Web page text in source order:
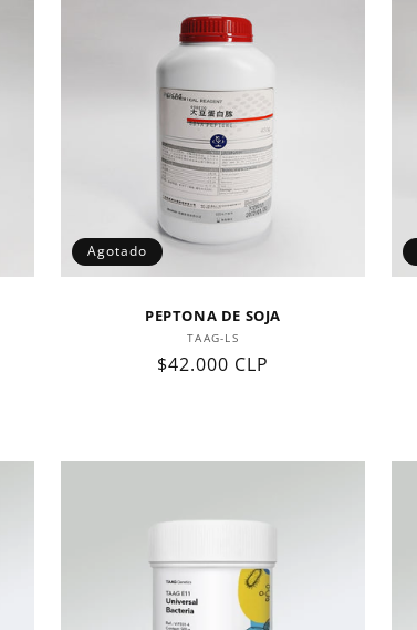
Agotado
PEPTONA DE SOJA
Proveedor:
TAAG-LS
Precio
$42.000 CLP